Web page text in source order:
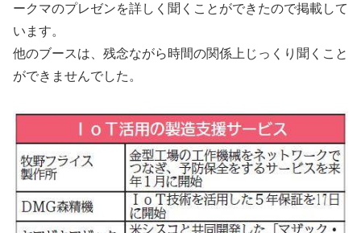
ークマのプレゼンを詳しく聞くことができたので掲載して
います。
他のブースは、残念ながら時間の関係上じっくり聞くこと
ができませんでした。